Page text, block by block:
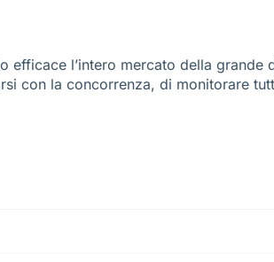
l’intero mercato della
con la concorrenza, di monitorare